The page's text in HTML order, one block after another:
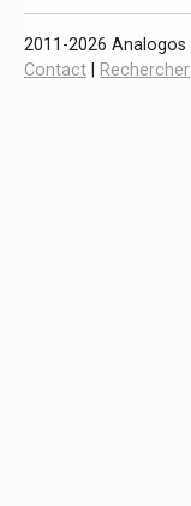
2011-2026 Analogos
Contact
Rechercher